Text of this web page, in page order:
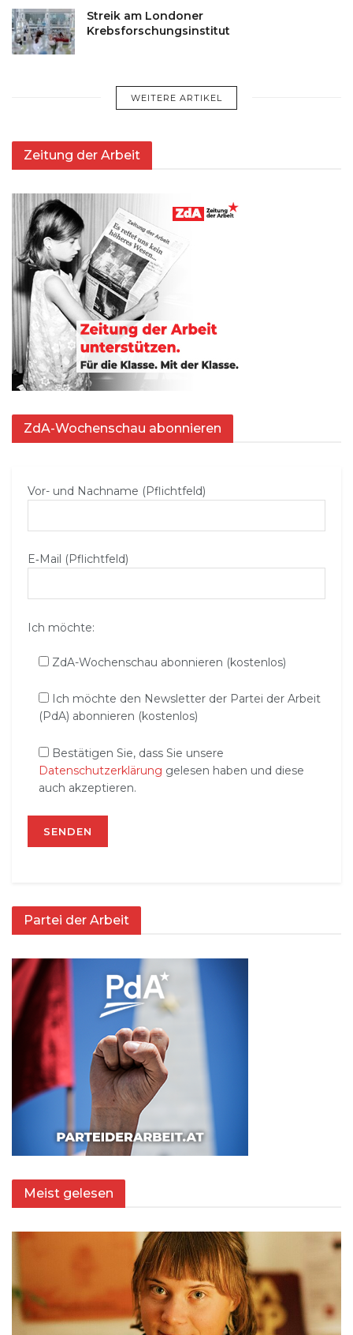
Streik am Londoner
Krebsforschungsinstitut
WEITERE ARTIKEL
Zeitung der Arbeit
ZdA-Wochenschau abonnieren
Vor- und Nachname (Pflichtfeld)
E‑Mail (Pflichtfeld)
Ich möchte:
ZdA-Wochenschau abonnieren (kostenlos)
Ich möchte den Newsletter der Partei der Arbeit
(PdA) abonnieren (kostenlos)
Bestätigen Sie, dass Sie unsere
Datenschutzerklärung gelesen haben und diese
auch akzeptieren.
Partei der Arbeit
Meist gelesen